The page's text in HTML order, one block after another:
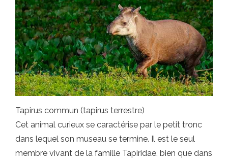
Tapirus commun (tapirus terrestre)
Cet animal curieux se caractérise par le petit tronc
dans lequel son museau se termine. Il est le seul
membre vivant de la famille Tapiridae, bien que dans